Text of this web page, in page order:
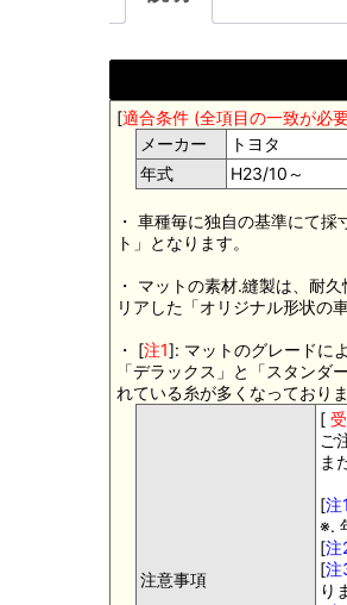
[適合条件 (全項目の一致が必
メーカー
トヨタ
年式
H23/10～
・ 車種毎に独自の基準にて
ト」となります。
・ マットの素材.縫製は、耐
リアした「オリジナル形状の
・ [注1]: マットのグレードに
「デラックス」と「スタン
れている糸が多くなっておりま
注意事項
[
ご
ま
[注1
※.
[注
[注
り